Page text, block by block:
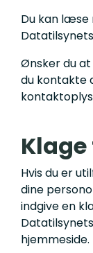
Du kan læse
Ønsker du
du kontakte
Hvis du er
dine
indgive en
hjemmeside.